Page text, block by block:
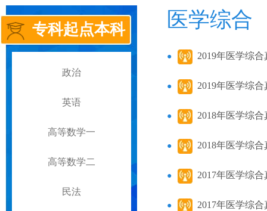
专科起点本科
政治
英语
高等数学一
高等数学二
民法
医学综合
2019年医学综
2019年医学综合
2018年医学综
2018年医学综合
2017年医学综
2017年医学综合